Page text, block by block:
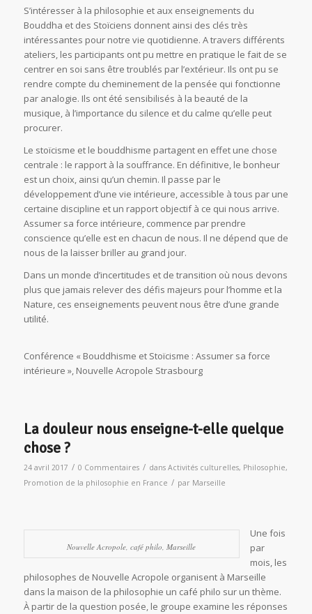
S’intéresser à la philosophie et aux enseignements du
Bouddha et des Stoïciens donnent ainsi des clés très
intéressantes pour notre vie quotidienne. A travers différents
ateliers, les participants ont pu mettre en pratique le fait de se
centrer en soi sans être troublés par l’extérieur. Ils ont pu se
rendre compte du cheminement de la pensée qui fonctionne
par analogie. Ils ont été sensibilisés à la beauté de la
musique, à l’importance du silence et du calme qu’elle peut
procurer.
Le stoïcisme et le bouddhisme partagent en effet une chose
centrale : le rapport à la souffrance. En définitive, le bonheur
est un choix, ainsi qu’un chemin. Il passe par le
développement d’une vie intérieure, accessible à tous par une
certaine discipline et un rapport objectif à ce qui nous arrive.
Assumer sa force intérieure, commence par prendre
conscience qu’elle est en chacun de nous. Il ne dépend que de
nous de la laisser briller au grand jour.
Dans un monde d’incertitudes et de transition où nous devons
plus que jamais relever des défis majeurs pour l’homme et la
Nature, ces enseignements peuvent nous être d’une grande
utilité.
Conférence « Bouddhisme et Stoïcisme : Assumer sa force
intérieure », Nouvelle Acropole Strasbourg
La douleur nous enseigne-t-elle quelque
chose ?
24 avril 2017 / 0 Commentaires / dans Activités culturelles, Philosophie,
Promotion de la philosophie en France / par Marseille
Nouvelle Acropole, café philo, Marseille
Une fois
par
mois, les
philosophes de Nouvelle Acropole organisent à Marseille
dans la maison de la philosophie un café philo sur un thème.
À partir de la question posée, le groupe examine les réponses